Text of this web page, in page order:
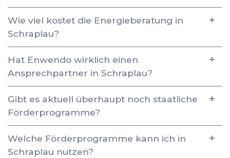
Wie viel kostet die Energieberatung in
Schraplau?
Hat Enwendo wirklich einen
Ansprechpartner in Schraplau?
Gibt es aktuell überhaupt noch staatliche
Förderprogramme?
Welche Förderprogramme kann ich in
Schraplau nutzen?